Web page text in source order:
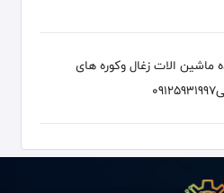
ماشین الات زغال وکوره های